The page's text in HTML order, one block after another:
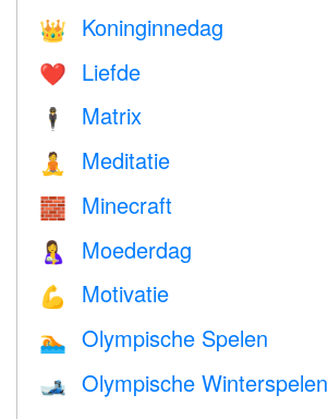
👑 Koninginnedag
❤️️ Liefde
🕴️ Matrix
🧘 Meditatie
🧱 Minecraft
🤱 Moederdag
💪 Motivatie
🏊 Olympische Spelen
🎿 Olympische Winterspelen